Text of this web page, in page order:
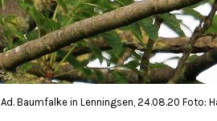
Ad. Baumfalke in Lenningsen, 24.08.20 Foto: